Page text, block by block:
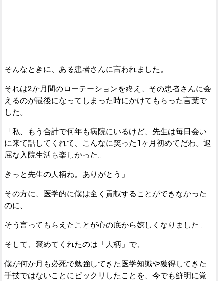
そんなときに、ある患者さんに言われました。
それは2か月間のローテーションを終え、その患者さんに会
えるのが最後になってしまった時にかけてもらった言葉で
した。
「私、もう合計で何年も病院にいるけど、先生は毎日会い
に来て話してくれて、こんなに笑った1ヶ月初めてだわ。退
屈な入院生活も楽しかった。
きっと先生の人柄ね。ありがとう」
その方に、医学的に僕は全く貢献することができなかった
のに、
そう言ってもらえたことが心の底から嬉しくなりました。
そして、褒めてくれたのは「人柄」で、
僕が何か月も必死で勉強してきた医学知識や獲得してきた
手技ではないことにビックリしたことを、今でも鮮明に覚